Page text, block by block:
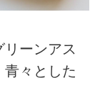
ーンアス
々とした